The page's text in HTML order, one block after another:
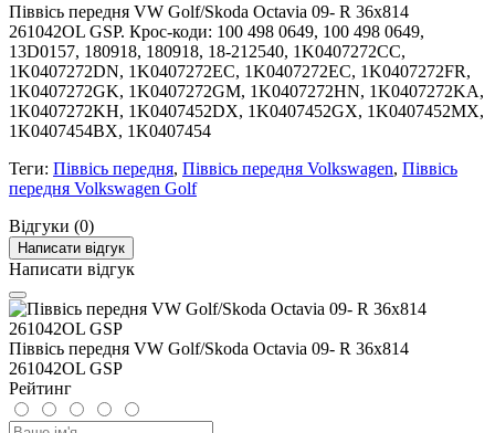
Піввісь передня VW Golf/Skoda Octavia 09- R 36x814
261042OL GSP. Крос-коди: 100 498 0649, 100 498 0649,
13D0157, 180918, 180918, 18-212540, 1K0407272CC,
1K0407272DN, 1K0407272EC, 1K0407272EC, 1K0407272FR,
1K0407272GK, 1K0407272GM, 1K0407272HN, 1K0407272KA,
1K0407272KH, 1K0407452DX, 1K0407452GX, 1K0407452MX,
1K0407454BX, 1K0407454
Теги: Піввісь передня, Піввісь передня Volkswagen, Піввісь
передня Volkswagen Golf
Відгуки (0)
Написати відгук
Написати відгук
Піввісь передня VW Golf/Skoda Octavia 09- R 36x814
261042OL GSP
Рейтинг